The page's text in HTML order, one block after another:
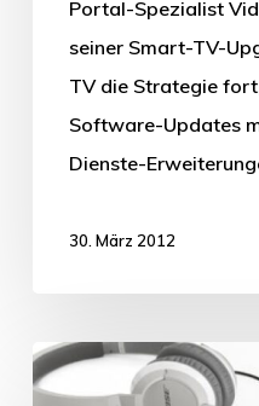
Portal-Spezialist
seiner Smart-TV-
TV die Strategie
Software-Updates
Dienste-
30. März 2012